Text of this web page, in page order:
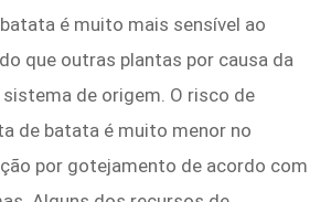
é muito mais sensível ao
que outras plantas por causa da
de origem. O risco de
de batata é muito menor no
por gotejamento de acordo com